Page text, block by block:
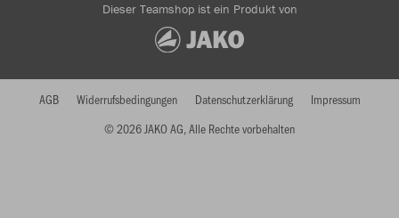
Dieser Teamshop ist ein Produkt von
© 2026 JAKO AG, Alle Rechte vorbehalten
AGB Widerrufsbedingungen Datenschutzerklärung Impressum